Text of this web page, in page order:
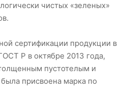
чистых «зеленых»
сертификации продукции в
Р в октябре 2013 года,
пустотелым и
присвоена марка по